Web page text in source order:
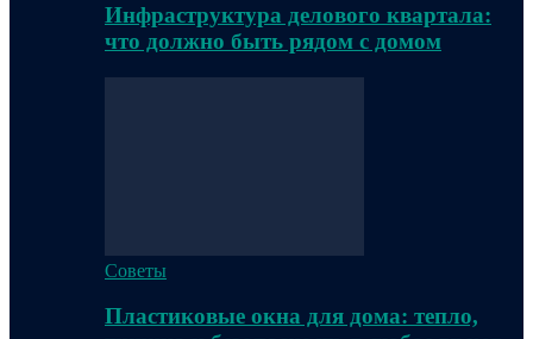
Инфраструктура делового квартала:
что должно быть рядом с домом
Советы
Пластиковые окна для дома: тепло,